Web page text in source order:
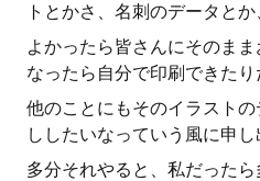
トとかさ、名刺のデータとか
よかったら皆さんにそのま
なったら自分で印刷できたり
他のことにもそのイラスト
ししたいなっていう風に申し
多分それやると、私だった